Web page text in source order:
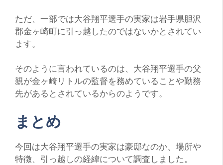
ただ、一部では大谷翔平選手の実家は岩手県胆沢
郡金ヶ崎町に引っ越したのではないかとされてい
ます。
そのように言われているのは、大谷翔平選手の父
親が金ヶ崎リトルの監督を務めていることや勤務
先があるとされているからのようです。
まとめ
今回は大谷翔平選手の実家は豪邸なのか、場所や
特徴、引っ越しの経緯について調査しました。